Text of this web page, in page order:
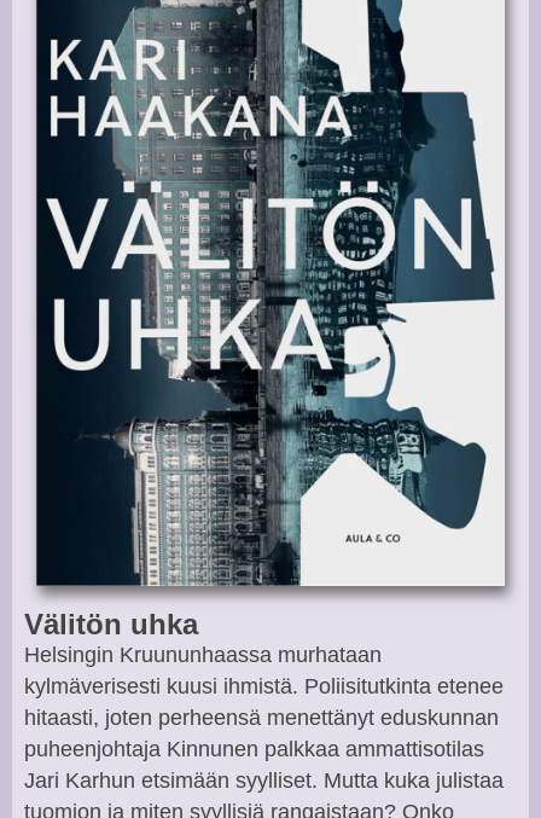
Välitön uhka
Helsingin Kruununhaassa murhataan
kylmäverisesti kuusi ihmistä. Poliisitutkinta etenee
hitaasti, joten perheensä menettänyt eduskunnan
puheenjohtaja Kinnunen palkkaa ammattisotilas
Jari Karhun etsimään syylliset. Mutta kuka julistaa
tuomion ja miten syyllisiä rangaistaan? Onko